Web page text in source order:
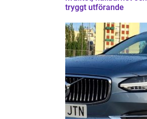
tryggt utförande